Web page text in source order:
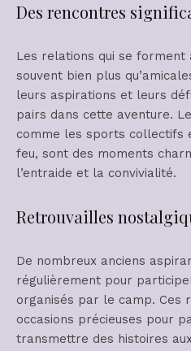
Des rencontres
Les relations qui se forment
souvent bien plus
leurs aspirations et leurs
pairs dans cette aventure.
comme les sports collectifs
feu, sont des moments
l’entraide et la convivialité.
Retrouvailles
De nombreux anciens
régulièrement pour
organisés par le camp. Ces
occasions précieuses pour
transmettre des histoires